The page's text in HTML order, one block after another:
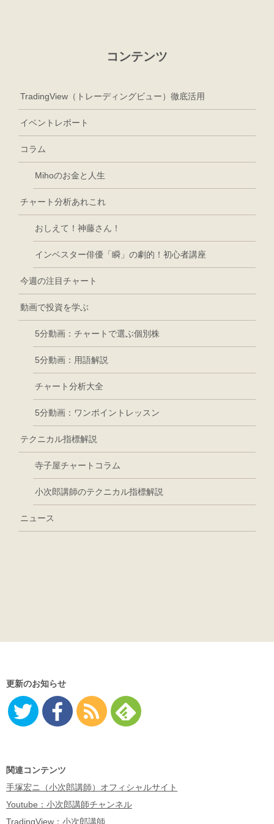
コンテンツ
TradingView（トレーディングビュー）徹底活用
イベントレポート
コラム
Mihoのお金と人生
チャート分析あれこれ
おしえて！神藤さん！
インベスター俳優「瞬」の劇的！初心者講座
今週の注目チャート
動画で投資を学ぶ
5分動画：チャートで選ぶ個別株
5分動画：用語解説
チャート分析大全
5分動画：ワンポイントレッスン
テクニカル指標解説
寺子屋チャートコラム
小次郎講師のテクニカル指標解説
ニュース
更新のお知らせ
関連コンテンツ
手塚宏ニ（小次郎講師）オフィシャルサイト
Youtube：小次郎講師チャンネル
TradingView：小次郎講師